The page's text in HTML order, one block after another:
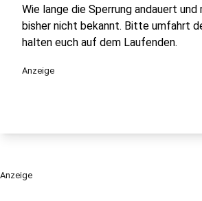
Wie lange die Sperrung andauert
bisher nicht bekannt. Bitte umfahrt
halten euch auf dem Laufenden.
Anzeige
Anzeige